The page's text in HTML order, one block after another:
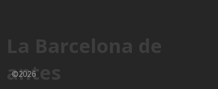
La Barcelona de
antes
©2026